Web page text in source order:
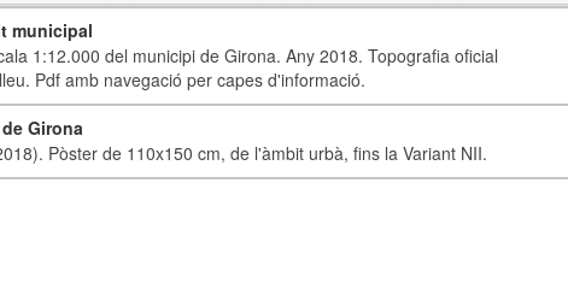
municipal
1:12.000 del municipi de Girona. Any 2018. Topografia oficial
Pdf amb navegació per capes d'informació.
Girona
Pòster de 110x150 cm, de l'àmbit urbà, fins la Variant NII.